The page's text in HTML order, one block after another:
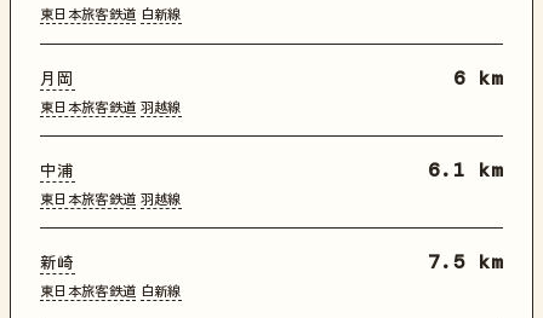
東日本旅客鉄道 白新線
月岡
東日本旅客鉄道 羽越線
6 km
中浦
東日本旅客鉄道 羽越線
6.1 km
新崎
東日本旅客鉄道 白新線
7.5 km